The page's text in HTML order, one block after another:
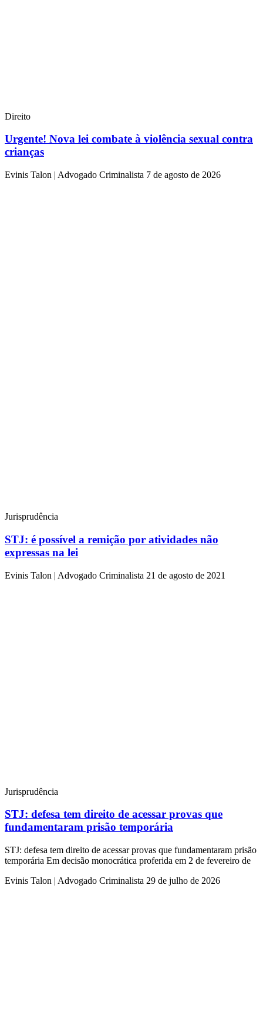
Direito
Urgente! Nova lei combate à violência sexual contra
crianças
Evinis Talon | Advogado Criminalista 7 de agosto de 2026
Jurisprudência
STJ: é possível a remição por atividades não
expressas na lei
Evinis Talon | Advogado Criminalista 21 de agosto de 2021
Jurisprudência
STJ: defesa tem direito de acessar provas que
fundamentaram prisão temporária
STJ: defesa tem direito de acessar provas que fundamentaram prisão
temporária Em decisão monocrática proferida em 2 de fevereiro de
Evinis Talon | Advogado Criminalista 29 de julho de 2026